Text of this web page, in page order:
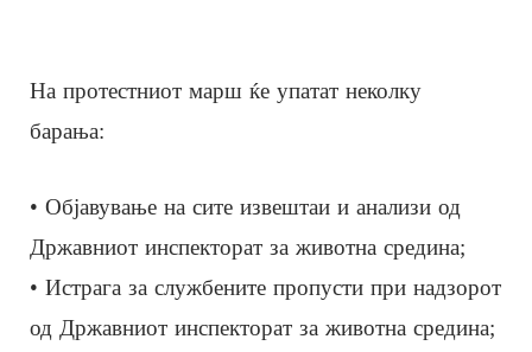
На протестниот марш ќе упатат неколку
барања:
• Објавување на сите извештаи и анализи од
Државниот инспекторат за животна средина;
• Истрага за службените пропусти при надзорот
од Државниот инспекторат за животна средина;